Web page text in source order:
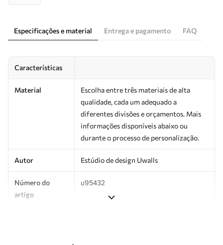
Especificações e material Entrega e pagamento FAQ
Características
Material
Escolha entre três materiais de alta
qualidade, cada um adequado a
diferentes divisões e orçamentos. Mais
informações disponíveis abaixo ou
durante o processo de personalização.
Autor Estúdio de design Uwalls
Número do
artigo
u95432